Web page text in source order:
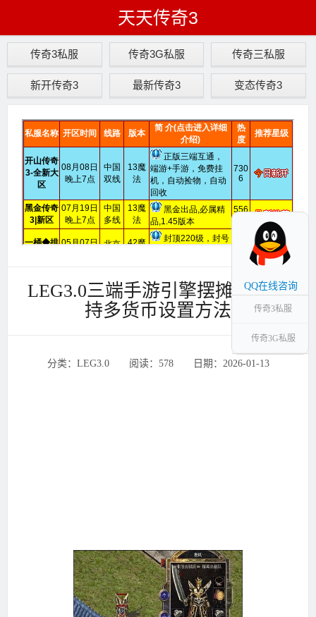
天天传奇3
传奇3私服 传奇3G私服 传奇三私服
新开传奇3 最新传奇3 变态传奇3
LEG3.0三端手游引擎摆摊寄售支
持多货币设置方法
分类：LEG3.0 ‌‍阅读：578 ‌‍日期：2026-01-13
QQ在线咨询
传奇3私服
传奇3G私服